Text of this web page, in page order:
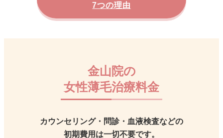
7つの理由
金山院の
女性薄毛治療料金
カウンセリング・問診・血液検査などの
初期費用は一切不要です。